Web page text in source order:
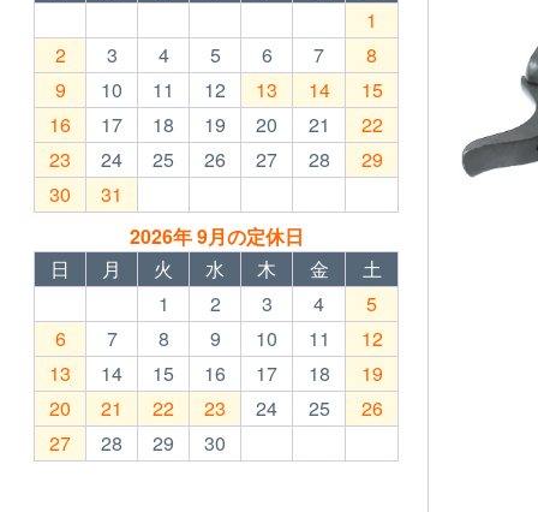
1
2
3 4 5 6 7
8
9
10 11 12 13 14
15
16
17 18 19 20 21
22
23
24 25 26 27 28
29
30
31
2026年 9月の定休日
日
月 火 水 木 金
土
1
2 3 4
5
6
7 8 9 10 11
12
13
14 15 16 17 18
19
20
21 22 23 24 25
26
27
28 29 30